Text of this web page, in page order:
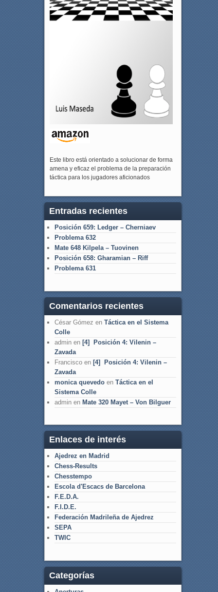
Este libro está orientado a solucionar de forma
amena y eficaz el problema de la preparación
táctica para los jugadores aficionados
Entradas recientes
Posición 659: Ledger – Cherniaev
Problema 632
Mate 648 Kilpela – Tuovinen
Posición 658: Gharamian – Riff
Problema 631
Comentarios recientes
César Gómez en Táctica en el Sistema
Colle
adminen [4] Posición 4: Vilenin –
Zavada
Franciscoen [4] Posición 4: Vilenin –
Zavada
monica quevedoen Táctica en el
Sistema Colle
adminen Mate 320 Mayet – Von Bilguer
Enlaces de interés
Ajedrez en Madrid
Chess-Results
Chesstempo
Escola d'Escacs de Barcelona
F.E.D.A.
F.I.D.E.
Federación Madrileña de Ajedrez
SEPA
TWIC
Categorías